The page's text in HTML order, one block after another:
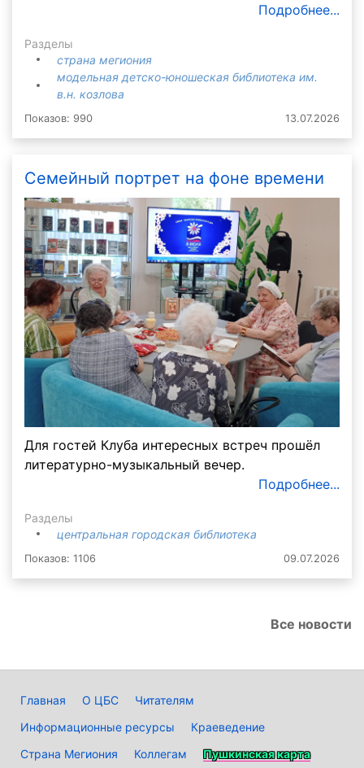
Подробнее...
Разделы
страна мегиония
модельная детско-юношеская библиотека им.
в.н. козлова
Показов: 990 13.07.2026
Семейный портрет на фоне времени
Для гостей Клуба интересных встреч прошёл
литературно-музыкальный вечер.
Подробнее...
Разделы
центральная городская библиотека
Показов: 1106 09.07.2026
Все новости
Главная О ЦБС
Читателям
Информационные ресурсы
Краеведение
Страна Мегиония
Коллегам Пушкинская карта